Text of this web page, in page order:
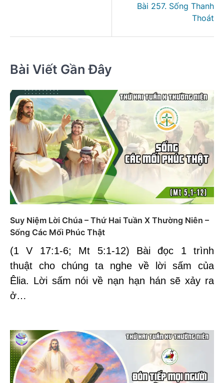
Bài 257. Sống Thanh
Thoát
Bài Viết Gần Đây
Suy Niệm Lời Chúa – Thứ Hai Tuần X Thường Niên –
Sống Các Mối Phúc Thật
(1 V 17:1-6; Mt 5:1-12) Bài đọc 1 trình
thuật cho chúng ta nghe về lời sấm của
Êlia. Lời sấm nói về nạn hạn hán sẽ xảy ra
ở…